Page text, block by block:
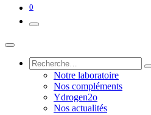
0
Notre laboratoire
Nos compléments
Ydrogen2o
Nos actualités